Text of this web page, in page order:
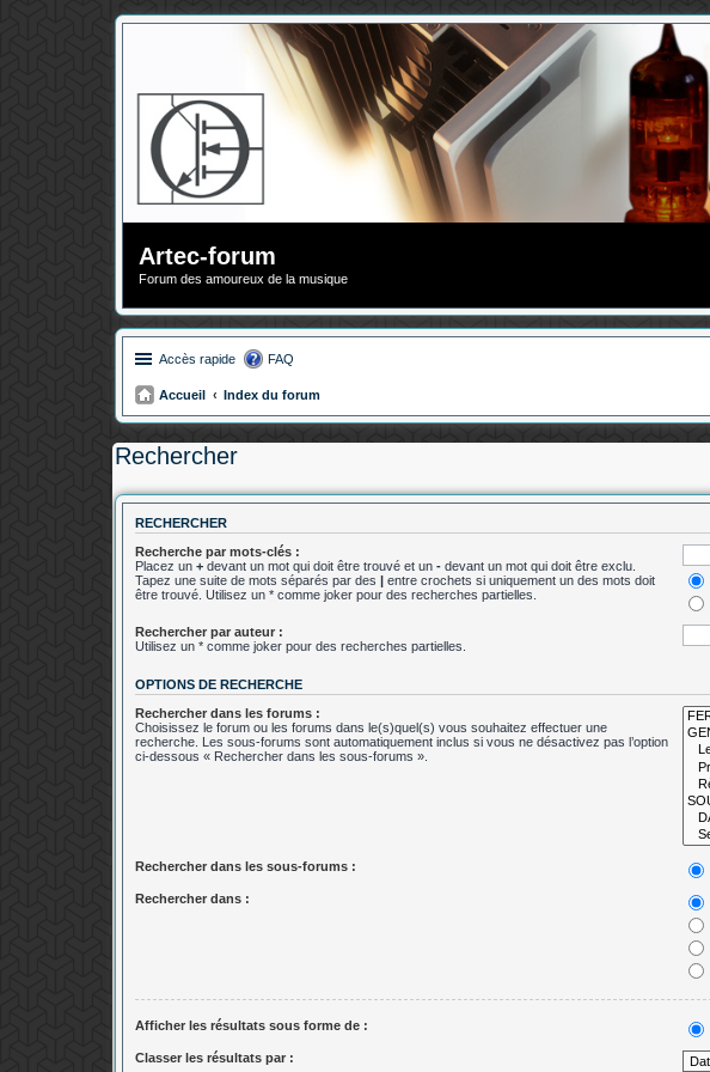
Artec-forum
Forum des amoureux de la musique
Accès rapide FAQ
Accueil Index du forum
Rechercher
RECHERCHER
Recherche par mots-clés :
Placez un + devant un mot qui doit être trouvé et un - devant un mot qui doit être exclu.
Tapez une suite de mots séparés par des
entre crochets si uniquement un des mots doit
être trouvé. Utilisez un * comme joker pour des recherches partielles.
Rechercher par auteur :
Utilisez un * comme joker pour des recherches partielles.
OPTIONS DE RECHERCHE
Rechercher dans les forums :
Choisissez le forum ou les forums dans le(s)quel(s) vous souhaitez effectuer une
recherche. Les sous-forums sont automatiquement inclus si vous ne désactivez pas l’option
ci-dessous « Rechercher dans les sous-forums ».
Rechercher dans les sous-forums :
Rechercher dans :
Afficher les résultats sous forme de :
Classer les résultats par :